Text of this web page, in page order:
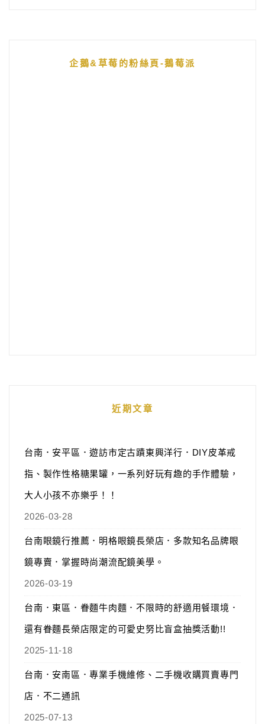
企鵝&草莓的粉絲頁-鵝莓派
近期文章
台南．安平區．遊訪市定古蹟東興洋行．DIY皮革戒
指、製作性格糖果罐，一系列好玩有趣的手作體驗，
大人小孩不亦樂乎！！
2026-03-28
台南眼鏡行推薦．明格眼鏡長榮店．多款知名品牌眼
鏡專賣．掌握時尚潮流配鏡美學。
2026-03-19
台南．東區．眷麵牛肉麵．不限時的舒適用餐環境．
還有眷麵長榮店限定的可愛史努比盲盒抽獎活動!!
2025-11-18
台南．安南區．專業手機維修、二手機收購買賣專門
店．不二通訊
2025-07-13